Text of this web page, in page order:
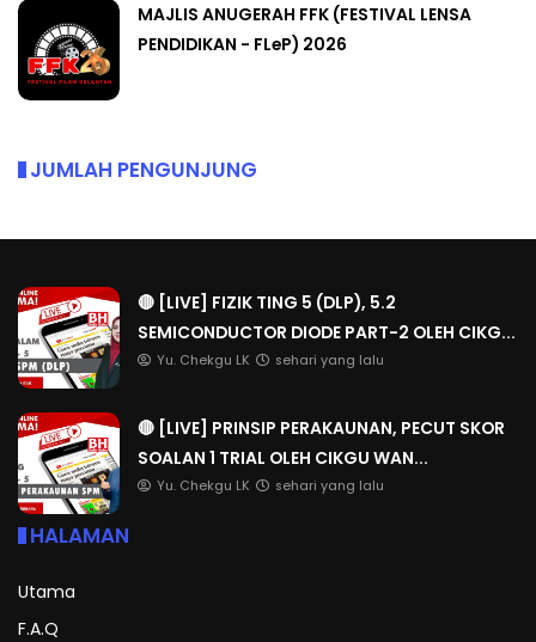
MAJLIS ANUGERAH FFK (FESTIVAL LENSA
PENDIDIKAN - FLeP) 2026
JUMLAH PENGUNJUNG
🔴 [LIVE] FIZIK TING 5 (DLP), 5.2
SEMICONDUCTOR DIODE PART-2 OLEH CIKG...
Yu. Chekgu LK sehari yang lalu
🔴 [LIVE] PRINSIP PERAKAUNAN, PECUT SKOR
SOALAN 1 TRIAL OLEH CIKGU WAN...
Yu. Chekgu LK sehari yang lalu
HALAMAN
Utama
F.A.Q